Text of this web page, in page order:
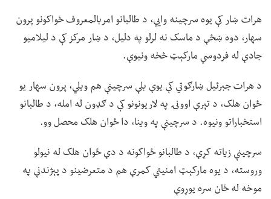
هرات ښار کې یوه سرچینه وايي، د طالبانو امربالمعروف ځواکونو پرون
سهار، دوه ښځې د ماسک نه لرلو په دلیل، د ښار مرکز کې د لیلامیو
جادې له فردوسي مارکېټ څخه ونیوې.
د هرات جبرئیل ښارګوتي کې یوې بلې سرچینې هم ویلي، پرون سهار یو
ځوان هلک، د تېرې اوونۍ په لاریونونو کې د ګډون له امله، د طالبانو
استخباراتو ونیوه. د سرچینې په وینا، دا ځوان هلک محصل وو.
سرچینې زیاته کړې، د طالبانو ځواکونه د دې ځوان هلک له نیولو
وروسته، د یوه مارکېټ امنیتي کمرې هم د متعرضینو د پېژندنې په
موخه له ځان سره یوړوې